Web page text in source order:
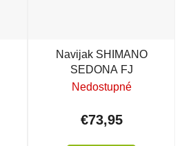
Navijak SHIMANO
SEDONA FJ
Nedostupné
€73,95